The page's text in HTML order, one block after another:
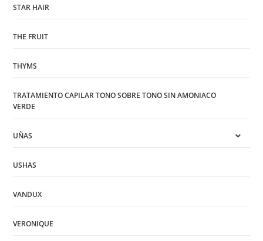
STAR HAIR
THE FRUIT
THYMS
TRATAMIENTO CAPILAR TONO SOBRE TONO SIN AMONIACO
VERDE
UÑAS
USHAS
VANDUX
VERONIQUE